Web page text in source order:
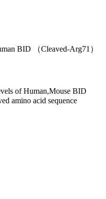
BID （Cleaved-Arg71）
of Human,Mouse BID
amino acid sequence